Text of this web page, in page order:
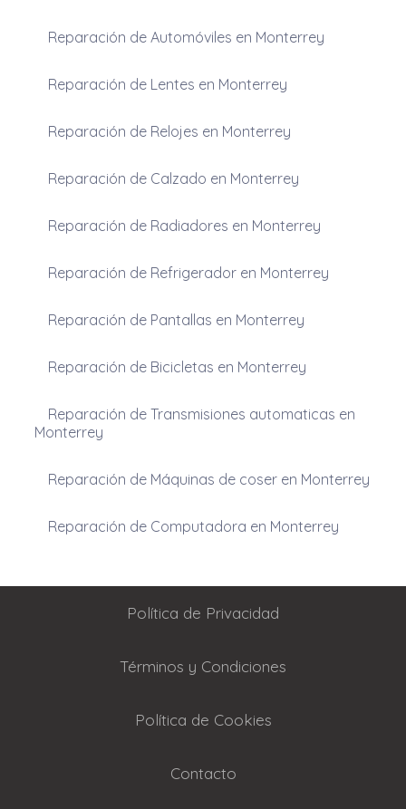
Reparación de Automóviles en Monterrey
Reparación de Lentes en Monterrey
Reparación de Relojes en Monterrey
Reparación de Calzado en Monterrey
Reparación de Radiadores en Monterrey
Reparación de Refrigerador en Monterrey
Reparación de Pantallas en Monterrey
Reparación de Bicicletas en Monterrey
Reparación de Transmisiones automaticas en
Monterrey
Reparación de Máquinas de coser en Monterrey
Reparación de Computadora en Monterrey
Política de Privacidad
Términos y Condiciones
Política de Cookies
Contacto